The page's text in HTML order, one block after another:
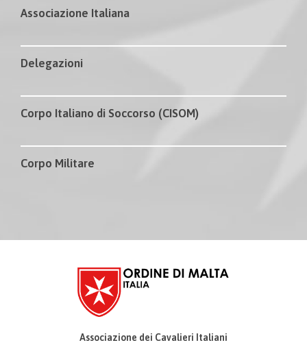
Associazione Italiana
Delegazioni
Corpo Italiano di Soccorso (CISOM)
Corpo Militare
Associazione dei Cavalieri Italiani